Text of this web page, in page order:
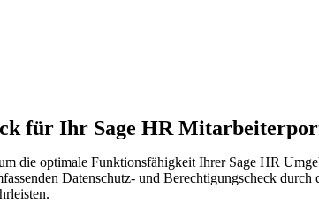
für Ihr Sage HR
die optimale Funktionsfähigkeit Ihrer Sage HR
Datenschutz- und Berechtigungscheck durch